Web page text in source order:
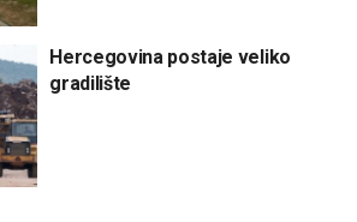
Hercegovina postaje veliko
gradilište